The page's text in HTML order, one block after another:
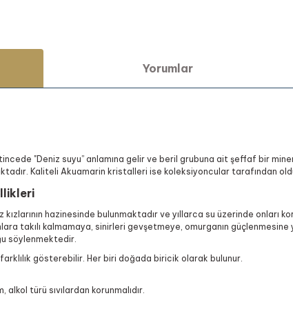
Yorumlar
"Deniz suyu” anlamına gelir ve beril grubuna ait şeffaf bir
Kaliteli Akuamarin kristalleri ise koleksiyoncular tarafından
hazinesinde bulunmaktadır ve yıllarca su üzerinde
takılı kalmamaya, sinirleri gevşetmeye, omurganın güçlenmesine
söylenmektedir.
gösterebilir. Her biri doğada biricik olarak bulunur.
türü sıvılardan korunmalıdır.